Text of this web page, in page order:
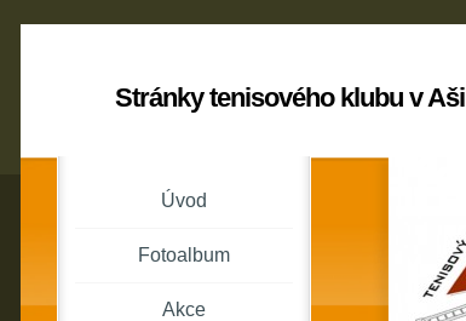
Stránky tenisového klubu v Aši
Úvod
Fotoalbum
Akce